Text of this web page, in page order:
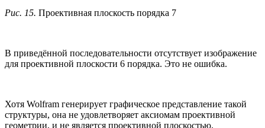
Рис. 15. Проективная плоскость порядка 7
В приведённой последовательности отсутствует изображение
для проективной плоскости 6 порядка. Это не ошибка.
Хотя Wolfram генерирует графическое представление такой
структуры, она не удовлетворяет аксиомам проективной
геометрии, и не является проективной плоскостью.